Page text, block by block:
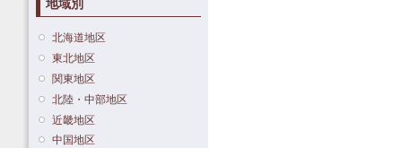
地域別
北海道地区
東北地区
関東地区
北陸・中部地区
近畿地区
中国地区